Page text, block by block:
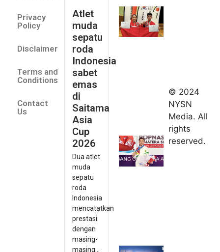
Privacy
Policy
Disclaimer
Terms and
Conditions
Contact
Us
Atlet
muda
sepatu
roda
Indonesia
sabet
emas
di
Saitama
Asia
Cup
2026
Dua atlet
muda
sepatu
roda
Indonesia
mencatatkan
prestasi
dengan
masing-
masing...
2026
Indonesia
kirim tiga
lifter
muda ke
Kejuaraan
© 2024
NYSN
Media. All
rights
reserved.